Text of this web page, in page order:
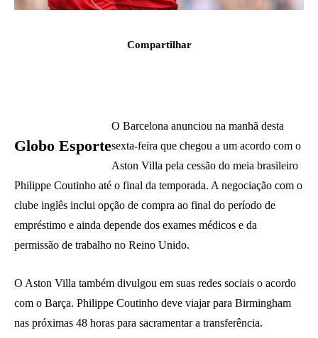
Compartilhar
Globo Esporte
O Barcelona anunciou na manhã desta
sexta-feira que chegou a um acordo com o
Aston Villa pela cessão do meia brasileiro
Philippe Coutinho até o final da temporada. A negociação com o
clube inglês inclui opção de compra ao final do período de
empréstimo e ainda depende dos exames médicos e da
permissão de trabalho no Reino Unido.
O Aston Villa também divulgou em suas redes sociais o acordo
com o Barça. Philippe Coutinho deve viajar para Birmingham
nas próximas 48 horas para sacramentar a transferência.